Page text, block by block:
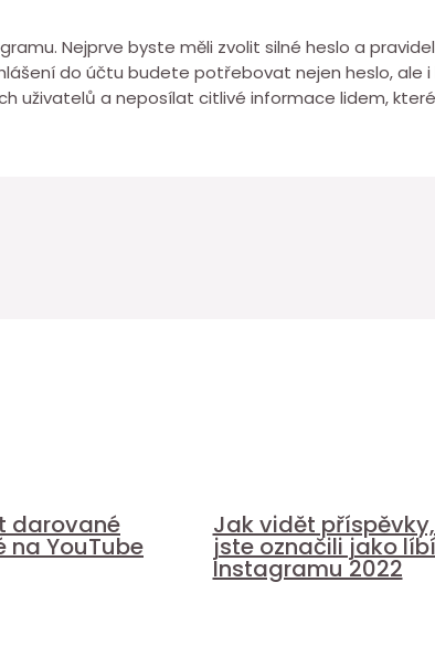
Nejprve byste měli zvolit silné heslo a
do účtu budete potřebovat nejen heslo, ale
uživatelů a neposílat citlivé informace lidem,
darované
na YouTube
Jak vidět
jste označili jako
Instagramu 2022